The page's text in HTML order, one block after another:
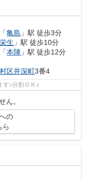
「亀島 」駅 徒歩3分
栄生 」駅 徒歩10分
「本陣 」駅 徒歩12分
区井深町3番4
す♪分割ＯＫ♪
ん。
の
ら